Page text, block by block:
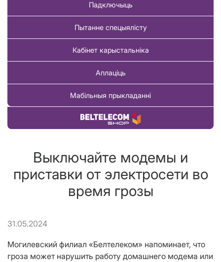
Падключыць
Пытанне спецыялісту
Кабінет карыстальніка
Аплаціць
Мабільныя прыкладанні
Купіць тавар
Выключайте модемы и
приставки от электросети во
время грозы
31.05.2024
Могилевский филиал «Белтелеком» напоминает, что
гроза может нарушить работу домашнего модема или